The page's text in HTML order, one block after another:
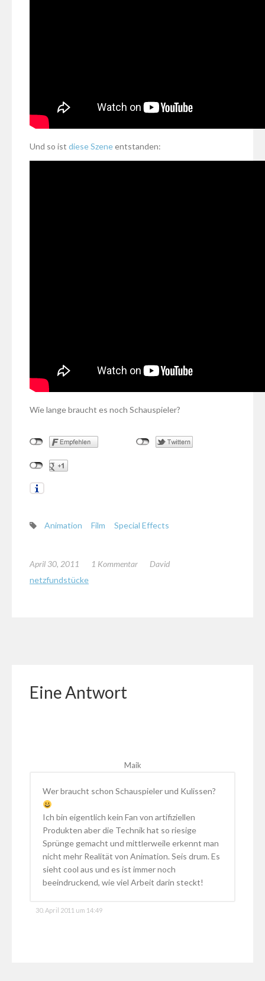
Und so ist diese Szeneentstanden:
Wie lange braucht es noch Schauspieler?
Animation Film Special Effects
April 30, 2011 1 Kommentar
David
netzfundstücke
Eine Antwort
Maik
Wer braucht schon Schauspieler und Kulissen?
Ich bin eigentlich kein Fan von artifiziellen
Produkten aber die Technik hat so riesige
Sprünge gemacht und mittlerweile erkennt man
nicht mehr Realität von Animation. Seis drum. Es
sieht cool aus und es ist immer noch
beeindruckend, wie viel Arbeit darin steckt!
30. April 2011 um 14:49